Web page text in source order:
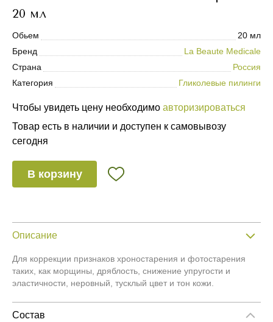
20 мл
Обьем
20 мл
Бренд
La Beaute Medicale
Страна
Россия
Категория
Гликолевые пилинги
Чтобы увидеть цену необходимо авторизироваться
Товар есть в наличии и доступен к самовывозу
сегодня
В корзину
Описание
Для коррекции признаков хроностарения и фотостарения
таких, как морщины, дряблость, снижение упругости и
эластичности, неровный, тусклый цвет и тон кожи.
Состав